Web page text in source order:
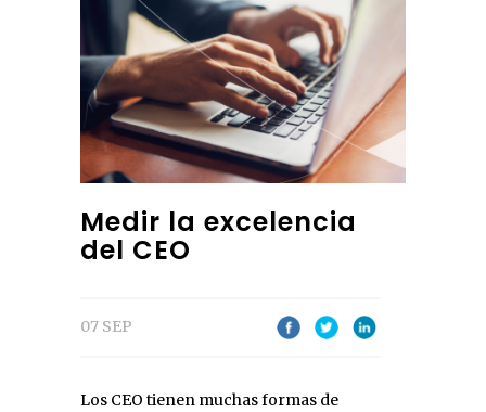
Medir la excelencia
del CEO
07 SEP
Los CEO tienen muchas formas de